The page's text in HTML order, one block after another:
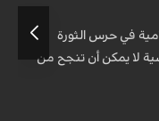
في حرس الثورة
لا يمكن أن تنجح من